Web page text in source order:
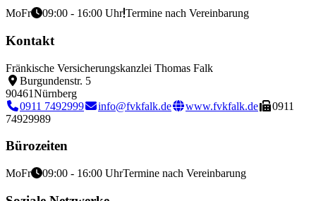
MoFr 09:00 - 16:00 Uhr Termine nach Vereinbarung
Kontakt
Fränkische Versicherungskanzlei Thomas Falk
Burgundenstr. 5
90461Nürnberg
0911 7492999
info@fvkfalk.de www.fvkfalk.de
0911
74929989
Bürozeiten
MoFr 09:00 - 16:00 UhrTermine nach Vereinbarung